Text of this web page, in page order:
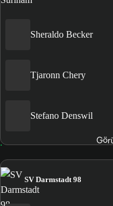
Sheraldo Becker
Tjaronn Chery
Stefano Denswil
SV Darmstadt 98